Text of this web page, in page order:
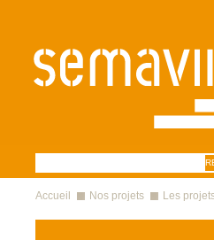
Formulaire
de
Vous êtes ici
Accueil Nos projets Les